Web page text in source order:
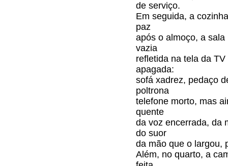
de serviço.
Em seguida, a
paz
após o almoço, a sala
vazia
refletida na tela da TV
apagada:
sofá xadrez, pedaço
poltrona
telefone morto, mas
quente
da voz encerrada, da
do suor
da mão que o largou,
Além, no quarto, a